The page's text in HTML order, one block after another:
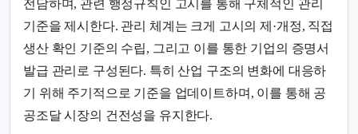
전담하며, 관련 행정규칙인 고시를 통해 구체적인 관리
기준을 제시한다. 관리 체계는 크게 고시의 제·개정, 직접
생산 확인 기준의 수립, 그리고 이를 통한 기업의 증명서
발급 관리로 구성된다. 특히 산업 구조의 변화에 대응하
기 위해 주기적으로 기준을 업데이트하며, 이를 통해 공
공조달 시장의 건전성을 유지한다.